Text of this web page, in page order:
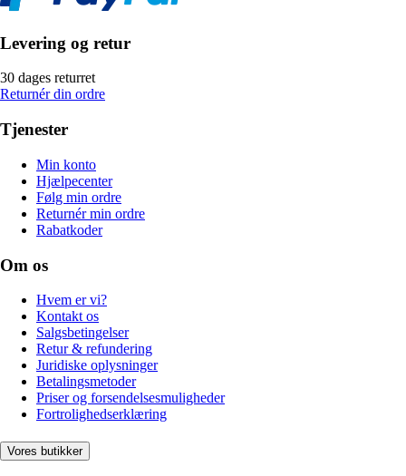
Levering og retur
30 dages returret
Returnér din ordre
Tjenester
Min konto
Hjælpecenter
Følg min ordre
Returnér min ordre
Rabatkoder
Om os
Hvem er vi?
Kontakt os
Salgsbetingelser
Retur & refundering
Juridiske oplysninger
Betalingsmetoder
Priser og forsendelsesmuligheder
Fortrolighedserklæring
Vores butikker